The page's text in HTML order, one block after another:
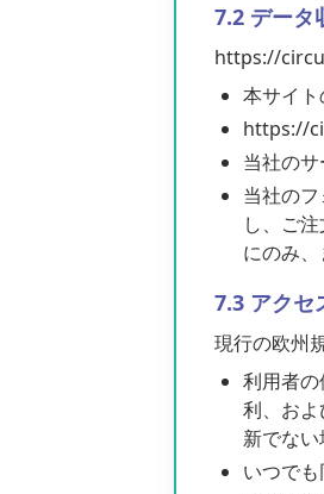
7.2 データ
https://
本サイ
https://
当社の
当社の
し、ご
にのみ
7.3 アクセ
現行の欧州
利用者
利、お
新でな
いつでも